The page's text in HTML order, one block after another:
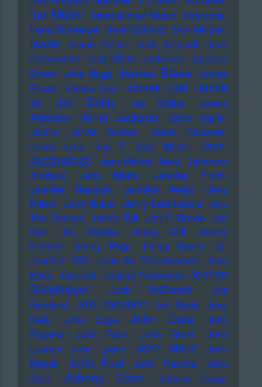
Ina Müller International Music Interzone
Irene Schweizer Irmin Schmidt Iron Maiden
Isaak Isaiah Collier Jack Antonoff Jack
DeJohnette Jack White Jackmate Jackson
Brown Jake Bugg James Blake James
Brown James Carr James Last Jamie
xx
Jan Delay Jan Müller
Jane's
Addiction
Janet Jackson
Janis Joplin
Jantra
Jarvis Cocker
Jason Donovan
Jason Lytle
Jay Z Jaye Muller
Jazz
Jazzmatazz Jean-Michel Jarre Jefferson
Airplane
Jello Biafra
Jennifer Finch
Jennifer Rostock
Jennifer Weist
Jens
Balzer Jerry Butler Jerry Lee Lewis Jeru
The Damaja Jethro Tull Jim E Brown Jim
Kerr
Jim Rakete Jimmy Cliff
Jimmy
Kimmel
Jimmy Page Jimmy Savile
JJ
Joachim Witt Joan As Policewoman Joan
Baez JoanJett Joanna Newsome Jochen
Distelmayer
Jock McDonald
Joe
Goddard Joe Jackson Joe Meek Joey
Kelly
John Cage John Cale
John
Fogerty
John Foxx John Grant
John
Lennon
John Lydon John Maus
John
Mayall
John Peel John Travolta
John
Zorn
Johnny Cash Johnny Depp